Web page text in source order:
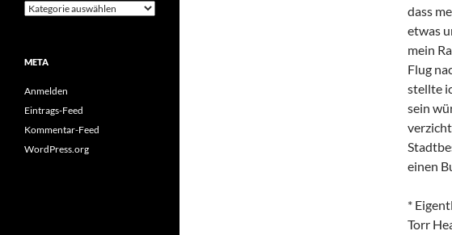
dass
etwas
mein
Flug
stellte
sein
einen
*
Torr
Kategorien
META
Anmelden
Eintrags-Feed
Kommentar-Feed
WordPress.org